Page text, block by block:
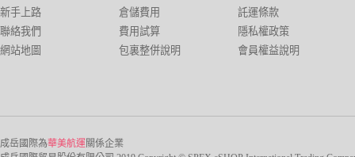
新手上路
聯絡我們
網站地圖
倉儲費用
費用試算
包裏整併說明
託運條款
隱私權政策
會員權益說明
成岳國際為華美航運關係企業